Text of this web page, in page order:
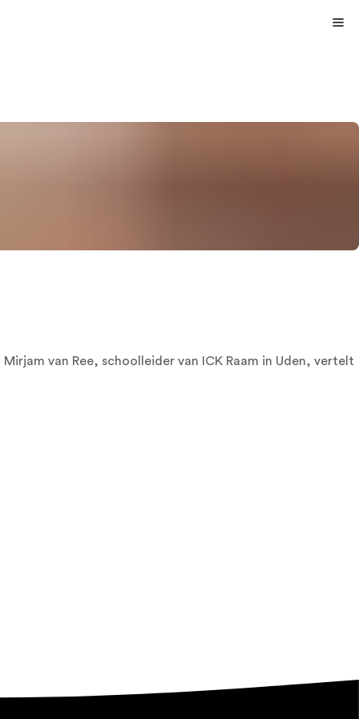
van Ree, schoolleider van ICK Raam in Uden, vertelt